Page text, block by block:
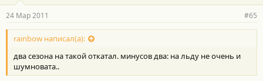
24 Мар 2011 #65
rainbow написал(а):
два сезона на такой откатал. минусов два: на льду не очень и
шумновата..